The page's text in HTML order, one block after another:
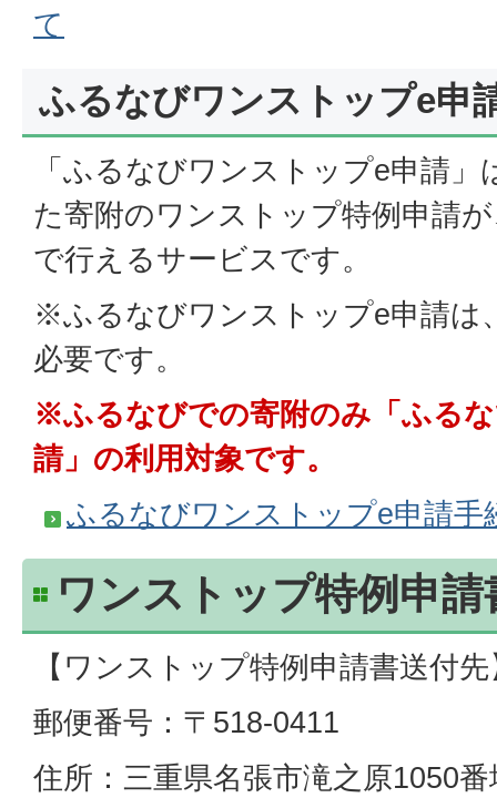
て
ふるなびワンストップe申
「ふるなびワンストップe申請
た寄附のワンストップ特例申請
で行えるサービスです。
※ふるなびワンストップe申請は
必要です。
※ふるなびでの寄附のみ「ふる
請」の利用対象です。
ふるなびワンストップe申請手
ワンストップ特例申請
【ワンストップ特例申請書送付先
郵便番号：〒518-0411
住所：三重県名張市滝之原1050番